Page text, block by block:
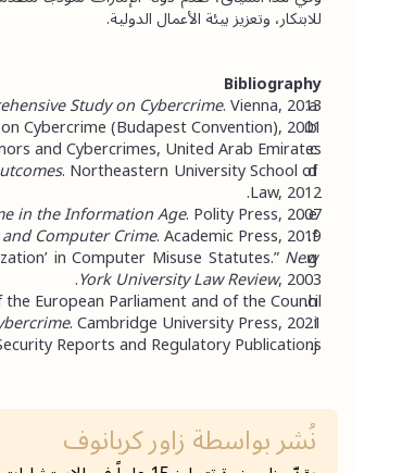
للابتكار، وتعزيز بيئة الأعمال الدولية.
Bibliography
Study on Cybercrime. Vienna, 2013.
Cybercrime (Budapest Convention), 2001.
and Cybercrimes, United Arab Emirates.
. Northeastern University School of
Law, 2012.
in the Information Age. Polity Press, 2007.
Computer Crime. Academic Press, 2019.
in Computer Misuse Statutes.” New
York University Law Review, 2003.
European Parliament and of the Council.
. Cambridge University Press, 2021.
Reports and Regulatory Publications.
نُشر بواسطةزاور كربانوف